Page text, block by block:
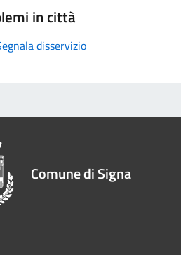
in città
disservizio
Comune di Signa